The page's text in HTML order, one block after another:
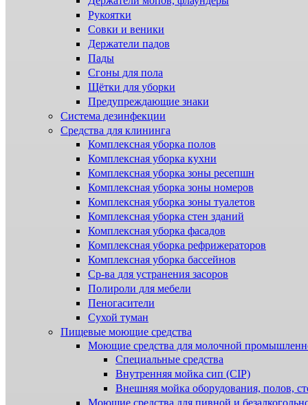
Рукоятки
Совки и веники
Держатели падов
Пады
Сгоны для пола
Щётки для уборки
Предупреждающие знаки
Система дезинфекции
Cредства для клининга
Комплексная уборка полов
Комплексная уборка кухни
Комплексная уборка зоны ресепшн
Комплексная уборка зоны номеров
Комплексная уборка зоны туалетов
Комплексная уборка стен зданий
Комплексная уборка фасадов
Комплексная уборка рефрижераторов
Комплексная уборка бассейнов
Ср-ва для устранения засоров
Полироли для мебели
Пеногасители
Сухой туман
Пищевые моющие средства
Моющие средства для молочной
Специальные средства
Внутренняя мойка сип (CIP)
Внешняя мойка оборудования, полов,